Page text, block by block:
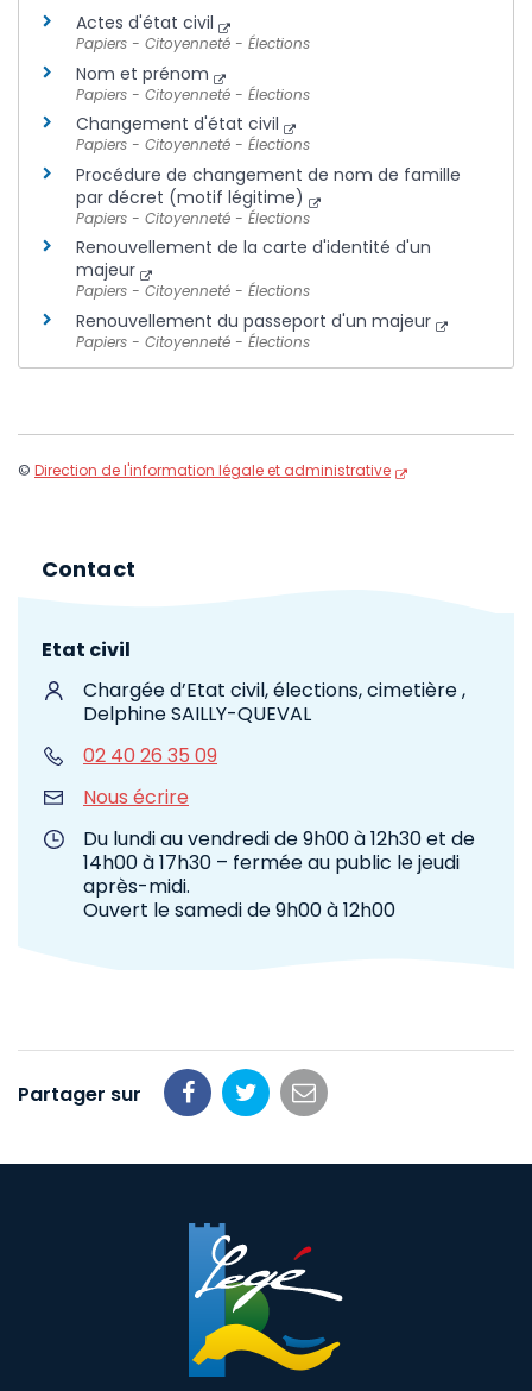
Actes d'état civil
Papiers - Citoyenneté - Élections
Nom et prénom
Papiers - Citoyenneté - Élections
Changement d'état civil
Papiers - Citoyenneté - Élections
Procédure de changement de nom de famille
par décret (motif légitime)
Papiers - Citoyenneté - Élections
Renouvellement de la carte d'identité d'un
majeur
Papiers - Citoyenneté - Élections
Renouvellement du passeport d'un majeur
Papiers - Citoyenneté - Élections
© Direction de l'information légale et administrative
Contact
Etat civil
Chargée d’Etat civil, élections, cimetière ,
Delphine SAILLY-QUEVAL
02 40 26 35 09
Nous écrire
Du lundi au vendredi de 9h00 à 12h30 et de
14h00 à 17h30 – fermée au public le jeudi
après-midi.
Ouvert le samedi de 9h00 à 12h00
Partager sur
Partager
Facebook
Partager
Twitter
Partager
email